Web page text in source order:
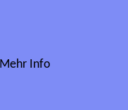
Mehr Info